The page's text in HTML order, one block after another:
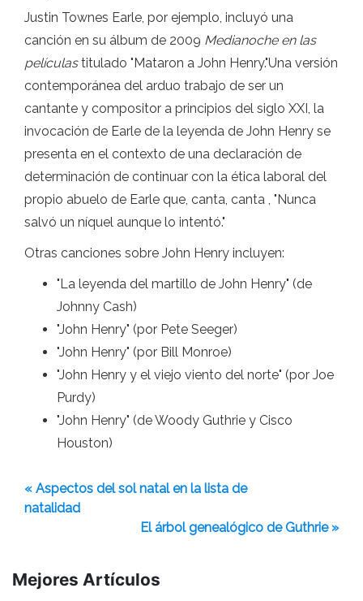
Justin Townes Earle, por ejemplo, incluyó una
canción en su álbum de 2009 Medianoche en las
películastitulado "Mataron a John Henry."Una versión
contemporánea del arduo trabajo de ser un
cantante y compositor a principios del siglo XXI, la
invocación de Earle de la leyenda de John Henry se
presenta en el contexto de una declaración de
determinación de continuar con la ética laboral del
propio abuelo de Earle que, canta, canta , "Nunca
salvó un níquel aunque lo intentó."
Otras canciones sobre John Henry incluyen:
"La leyenda del martillo de John Henry" (de
Johnny Cash)
"John Henry" (por Pete Seeger)
"John Henry" (por Bill Monroe)
"John Henry y el viejo viento del norte" (por Joe
Purdy)
"John Henry" (de Woody Guthrie y Cisco
Houston)
« Aspectos del sol natal en la lista de
natalidad
El árbol genealógico de Guthrie »
Mejores Artículos